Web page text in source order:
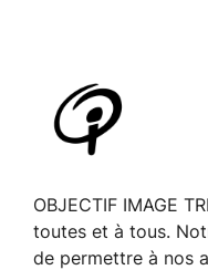
OBJECTIF IMAGE
toutes et à tous.
de permettre à nos